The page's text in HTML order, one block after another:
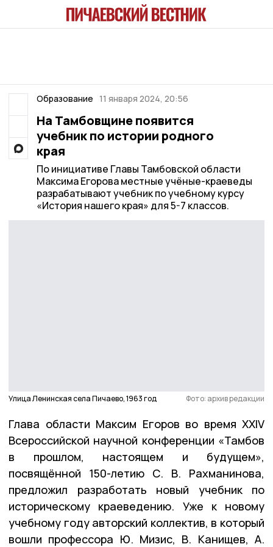
Образование 11 января 2024, 20:56
На Тамбовщине появится
учебник по истории родного
края
По инициативе Главы Тамбовской области
Максима Егорова местные учёные-краеведы
разрабатывают учебник по учебному курсу
«История нашего края» для 5-7 классов.
Улица Ленинская села Пичаево, 1963 год Фото: архив редакции
Глава области Максим Егоров во время XXIV
Всероссийской научной конференции «Тамбов
в прошлом, настоящем и будущем»,
посвящённой 150-летию С. В. Рахманинова,
предложил разработать новый учебник по
историческому краеведению. Уже к новому
учебному году авторский коллектив, в который
вошли профессора Ю. Мизис, В. Канищев, А.